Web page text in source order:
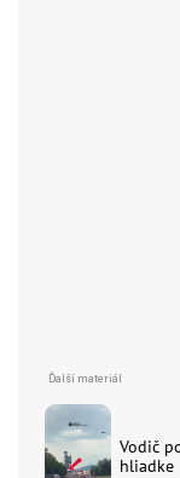
Vodič
hliadke